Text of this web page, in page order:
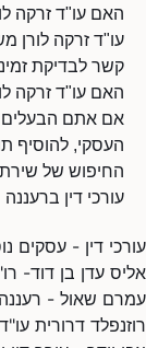
האם עו"ד זרקה
עו"ד זרקה לורן
קשר לבדיקת
האם עו"ד זרקה
אם אתם הבעלים
העסקי, להוסיף
החיפוש של
עורכי דין ברעננה
עורכי דין - עסקים
אליס עדן בן דוד-
עמרם שאול - רעננה
רוזנפלד דרורית